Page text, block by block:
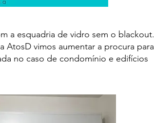
a esquadria de vidro sem o blackout.
AtosD vimos aumentar a procura para
no caso de condomínio e edifícios